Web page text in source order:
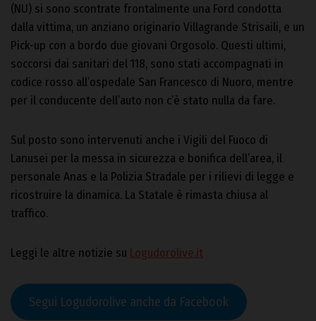
(NU) si sono scontrate frontalmente una Ford condotta
dalla vittima, un anziano originario Villagrande Strisaili, e un
Pick-up con a bordo due giovani Orgosolo. Questi ultimi,
soccorsi dai sanitari del 118, sono stati accompagnati in
codice rosso all’ospedale San Francesco di Nuoro, mentre
per il conducente dell’auto non c’è stato nulla da fare.
Sul posto sono intervenuti anche i Vigili del Fuoco di
Lanusei per la messa in sicurezza e bonifica dell’area, il
personale Anas e la Polizia Stradale per i rilievi di legge e
ricostruire la dinamica. La Statale è rimasta chiusa al
traffico.
Leggi le altre notizie su Logudorolive.it
Segui Logudorolive anche da Facebook